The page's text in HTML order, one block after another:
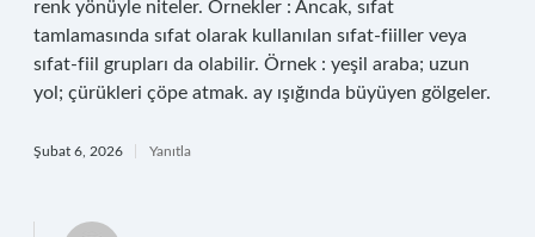
renk yönüyle niteler. Örnekler : Ancak, sıfat
tamlamasında sıfat olarak kullanılan sıfat-fiiller veya
sıfat-fiil grupları da olabilir. Örnek : yeşil araba; uzun
yol; çürükleri çöpe atmak. ay ışığında büyüyen gölgeler.
Şubat 6, 2026 Yanıtla